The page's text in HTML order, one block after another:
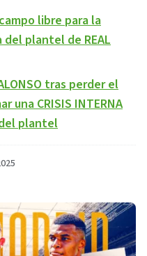
libre para la
plantel de REAL
tras perder el
una CRISIS INTERNA
plantel